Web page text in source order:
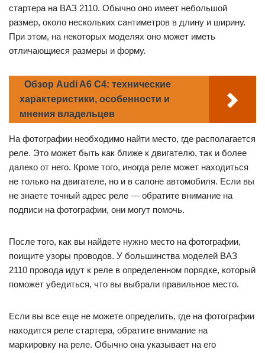
стартера на ВАЗ 2110. Обычно оно имеет небольшой
размер, около нескольких сантиметров в длину и ширину.
При этом, на некоторых моделях оно может иметь
отличающиеся размеры и форму.
Обзор Audi A6 C4: технические
характеристики, особенности и
мнения владельцев
На фотографии необходимо найти место, где располагается
реле. Это может быть как ближе к двигателю, так и более
далеко от него. Кроме того, иногда реле может находиться
не только на двигателе, но и в салоне автомобиля. Если вы
не знаете точный адрес реле — обратите внимание на
подписи на фотографии, они могут помочь.
После того, как вы найдете нужно место на фотографии,
поищите узоры проводов. У большинства моделей ВАЗ
2110 провода идут к реле в определенном порядке, который
поможет убедиться, что вы выбрали правильное место.
Если вы все еще не можете определить, где на фотографии
находится реле стартера, обратите внимание на
маркировку на реле. Обычно она указывает на его